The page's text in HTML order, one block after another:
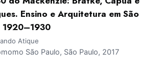
Ensino e Arquitetura em São
1920–1930
Atique
São Paulo, São Paulo, 2017